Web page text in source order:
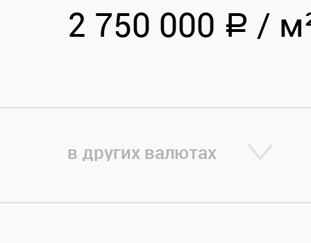
2 750 000 a /
в других валютах